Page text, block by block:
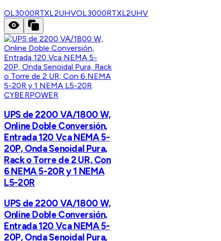
OL3000RTXL2UHVOL3000RTXL2UHV
CYBERPOWER
UPS de 2200 VA/1800 W,
Online Doble Conversión,
Entrada 120 Vca NEMA 5-
20P, Onda Senoidal Pura,
Rack o Torre de 2 UR, Con
6 NEMA 5-20R y 1 NEMA
L5-20R
UPS de 2200 VA/1800 W,
Online Doble Conversión,
Entrada 120 Vca NEMA 5-
20P, Onda Senoidal Pura,